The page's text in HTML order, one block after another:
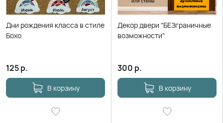
Дни рождения класса в стиле
Бохо
125р.
В корзину
Декор двери "БЕЗграничные
возможности"
300 р.
В корзину